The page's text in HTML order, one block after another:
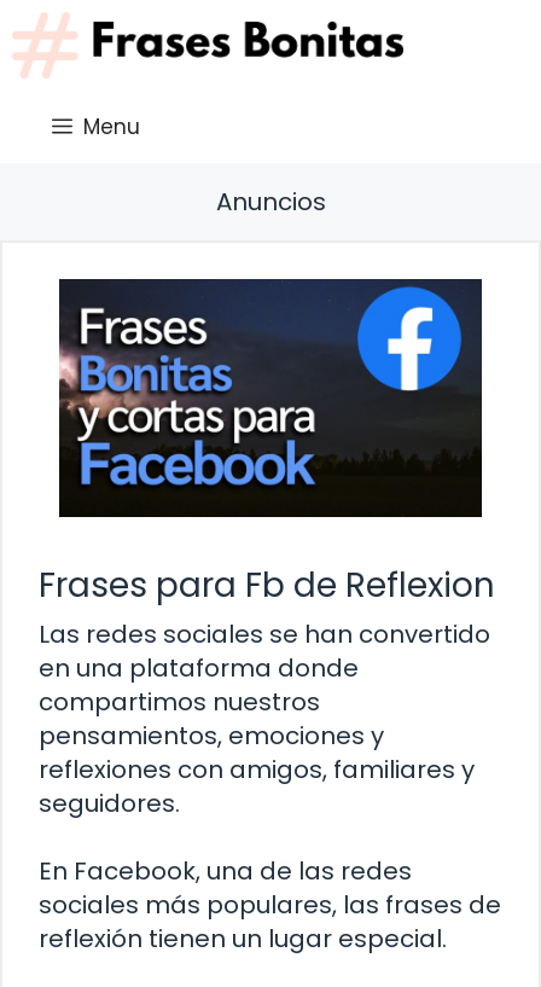
Saltar
al
contenido
Menu
Anuncios
Frases para Fb de Reflexion
Las redes sociales se han convertido
en una plataforma donde
compartimos nuestros
pensamientos, emociones y
reflexiones con amigos, familiares y
seguidores.
En Facebook, una de las redes
sociales más populares, las frases de
reflexión tienen un lugar especial.